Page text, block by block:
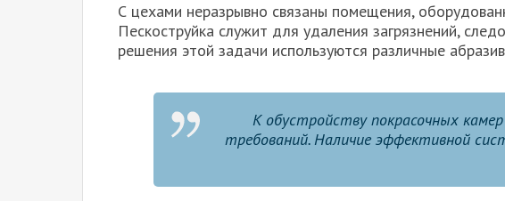
С цехами неразрывно связаны помещения,
Пескоструйка служит для удаления загрязнений,
решения этой задачи используются различные
К обустройству покрасочных
требований. Наличие эффективной